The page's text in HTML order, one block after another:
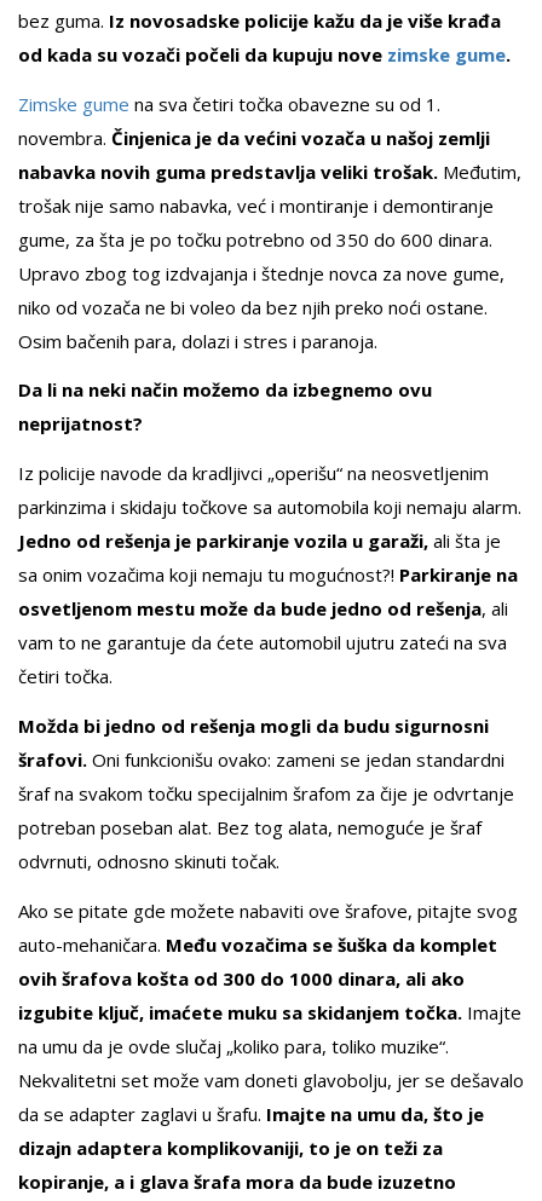
bez guma. Iz novosadske policije kažu da je više krađa
od kada su vozači počeli da kupuju nove zimske gume.
Zimske gume na sva četiri točka obavezne su od 1.
novembra. Činjenica je da većini vozača u našoj zemlji
nabavka novih guma predstavlja veliki trošak. Međutim,
trošak nije samo nabavka, već i montiranje i demontiranje
gume, za šta je po točku potrebno od 350 do 600 dinara.
Upravo zbog tog izdvajanja i štednje novca za nove gume,
niko od vozača ne bi voleo da bez njih preko noći ostane.
Osim bačenih para, dolazi i stres i paranoja.
Da li na neki način možemo da izbegnemo ovu
neprijatnost?
Iz policije navode da kradljivci „operišu“ na neosvetljenim
parkinzima i skidaju točkove sa automobila koji nemaju alarm.
Jedno od rešenja je parkiranje vozila u garaži, ali šta je
sa onim vozačima koji nemaju tu mogućnost?! Parkiranje na
osvetljenom mestu može da bude jedno od rešenja, ali
vam to ne garantuje da ćete automobil ujutru zateći na sva
četiri točka.
Možda bi jedno od rešenja mogli da budu sigurnosni
šrafovi. Oni funkcionišu ovako: zameni se jedan standardni
šraf na svakom točku specijalnim šrafom za čije je odvrtanje
potreban poseban alat. Bez tog alata, nemoguće je šraf
odvrnuti, odnosno skinuti točak.
Ako se pitate gde možete nabaviti ove šrafove, pitajte svog
auto-mehaničara. Među vozačima se šuška da komplet
ovih šrafova košta od 300 do 1000 dinara, ali ako
izgubite ključ, imaćete muku sa skidanjem točka. Imajte
na umu da je ovde slučaj „koliko para, toliko muzike“.
Nekvalitetni set može vam doneti glavobolju, jer se dešavalo
da se adapter zaglavi u šrafu. Imajte na umu da, što je
dizajn adaptera komplikovaniji, to je on teži za
kopiranje, a i glava šrafa mora da bude izuzetno